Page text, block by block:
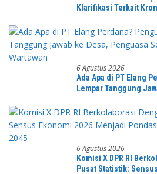
Klarifikasi Terkait
6 Agustus 2026
Ada Apa di PT Elang
Lempar Tanggung
6 Agustus 2026
Komisi X DPR RI
Pusat Statistik: